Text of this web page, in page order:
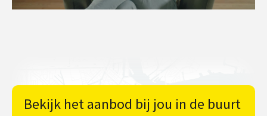
Bekijk het aanbod bij jou in de buurt